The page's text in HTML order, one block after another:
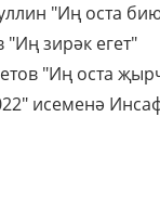
"Иң оста
зирәк егет"
"Иң оста
исеменә